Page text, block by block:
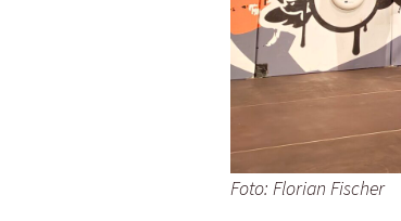
Foto: Flo­ri­an Fischer